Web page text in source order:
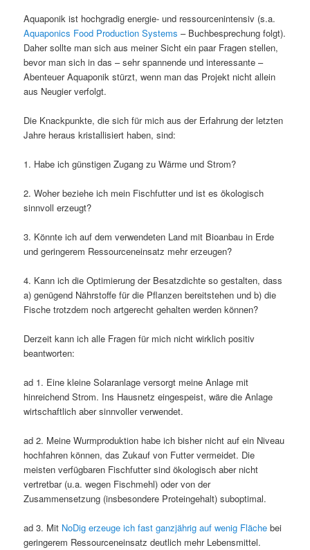
Aquaponik ist hochgradig energie- und ressourcenintensiv (s.a.
Aquaponics Food Production Systems – Buchbesprechung folgt).
Daher sollte man sich aus meiner Sicht ein paar Fragen stellen,
bevor man sich in das – sehr spannende und interessante –
Abenteuer Aquaponik stürzt, wenn man das Projekt nicht allein
aus Neugier verfolgt.
Die Knackpunkte, die sich für mich aus der Erfahrung der letzten
Jahre heraus kristallisiert haben, sind:
1. Habe ich günstigen Zugang zu Wärme und Strom?
2. Woher beziehe ich mein Fischfutter und ist es ökologisch
sinnvoll erzeugt?
3. Könnte ich auf dem verwendeten Land mit Bioanbau in Erde
und geringerem Ressourceneinsatz mehr erzeugen?
4. Kann ich die Optimierung der Besatzdichte so gestalten, dass
a) genügend Nährstoffe für die Pflanzen bereitstehen und b) die
Fische trotzdem noch artgerecht gehalten werden können?
Derzeit kann ich alle Fragen für mich nicht wirklich positiv
beantworten:
ad 1. Eine kleine Solaranlage versorgt meine Anlage mit
hinreichend Strom. Ins Hausnetz eingespeist, wäre die Anlage
wirtschaftlich aber sinnvoller verwendet.
ad 2. Meine Wurmproduktion habe ich bisher nicht auf ein Niveau
hochfahren können, das Zukauf von Futter vermeidet. Die
meisten verfügbaren Fischfutter sind ökologisch aber nicht
vertretbar (u.a. wegen Fischmehl) oder von der
Zusammensetzung (insbesondere Proteingehalt) suboptimal.
ad 3. Mit NoDig erzeuge ich fast ganzjährig auf wenig Fläche bei
geringerem Ressourceneinsatz deutlich mehr Lebensmittel.